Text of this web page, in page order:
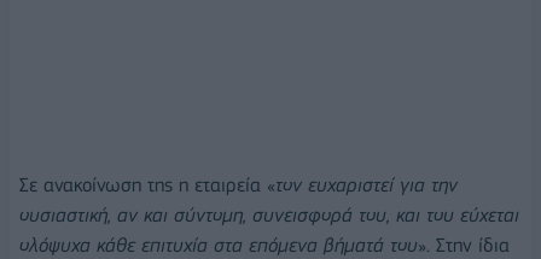
Σε ανακοίνωση της η εταιρεία «τον ευχαριστεί για την
ουσιαστική, αν και σύντομη, συνεισφορά του, και του εύχεται
ολόψυχα κάθε επιτυχία στα επόμενα βήματά του». Στην ίδια